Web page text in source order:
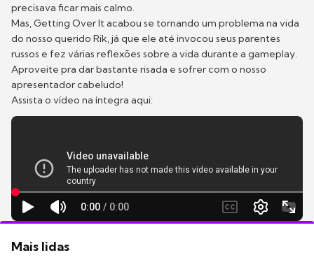
precisava ficar mais calmo.
Mas, Getting Over It acabou se tornando um problema na vida
do nosso querido Rik, já que ele até invocou seus parentes
russos e fez várias reflexões sobre a vida durante a gameplay.
Aproveite pra dar bastante risada e sofrer com o nosso
apresentador cabeludo!
Assista o vídeo na íntegra aqui:
Mais lidas